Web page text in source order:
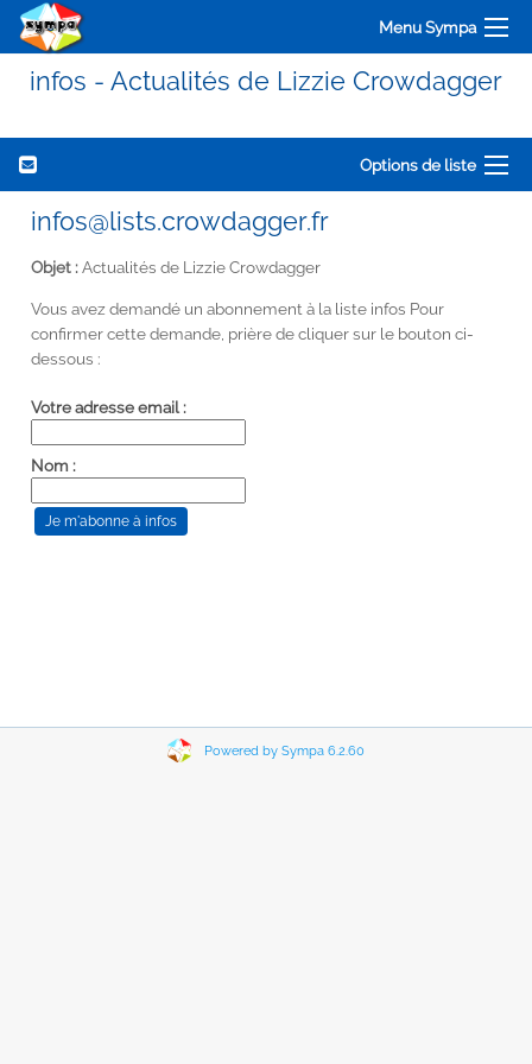
Menu Sympa
infos - Actualités de Lizzie Crowdagger
Options de liste
infos@lists.crowdagger.fr
Objet :Actualités de Lizzie Crowdagger
Vous avez demandé un abonnement à la liste infos Pour
confirmer cette demande, prière de cliquer sur le bouton ci-
dessous :
Votre adresse email :
Nom :
Powered by Sympa 6.2.60